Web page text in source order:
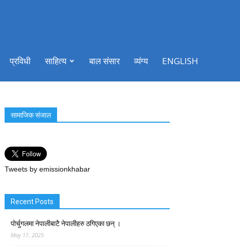
प्रविधी साहित्य बाल संसार व्यंग्य ENGLISH
सामाजिक संजाल
Tweets by emissionkhabar
Recent Posts
पोर्चुगलमा नेपालीबाटै नेपालीहरु ठगिएका छन् ।
May 17, 2025